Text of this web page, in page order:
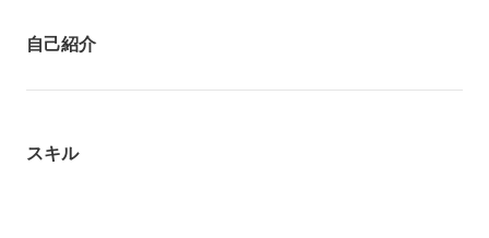
自己紹介
スキル